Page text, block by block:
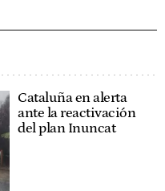
Cataluña en alerta
ante la reactivación
del plan Inuncat